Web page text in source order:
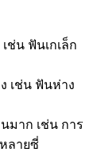
ช่น ฟันเกเล็ก
เช่น ฟันห่าง
าก เช่น การ
ลายซี่